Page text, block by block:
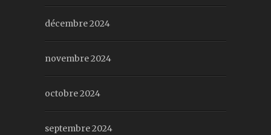
décembre 2024
novembre 2024
octobre 2024
septembre 2024